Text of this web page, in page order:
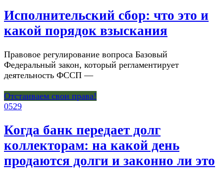
Исполнительский сбор: что это и
какой порядок взыскания
Правовое регулирование вопроса Базовый
Федеральный закон, который регламентирует
деятельность ФССП —
Отстаиваем свои права!
0529
Когда банк передает долг
коллекторам: на какой день
продаются долги и законно ли это